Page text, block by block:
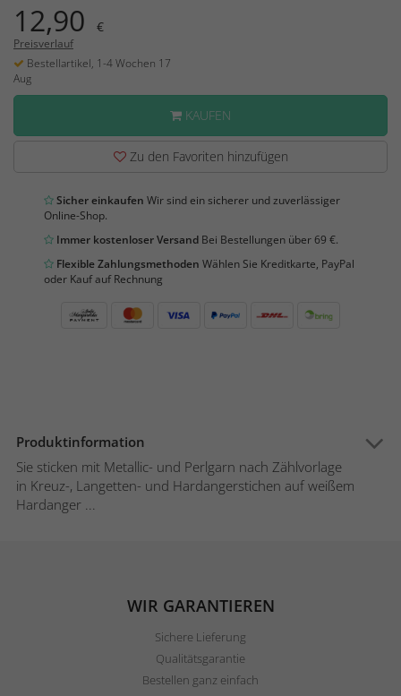
12,90 €
Preisverlauf
Bestellartikel, 1-4 Wochen 17
Aug
KAUFEN
Zu den Favoriten hinzufügen
Sicher einkaufen Wir sind ein sicherer und zuverlässiger
Online-Shop.
Immer kostenloser Versand Bei Bestellungen über 69 €.
Flexible Zahlungsmethoden Wählen Sie Kreditkarte, PayPal
oder Kauf auf Rechnung
Produktinformation
Sie sticken mit Metallic- und Perlgarn nach Zählvorlage
in Kreuz-, Langetten- und Hardangerstichen auf weißem
Hardanger ...
WIR GARANTIEREN
Sichere Lieferung
Qualitätsgarantie
Bestellen ganz einfach